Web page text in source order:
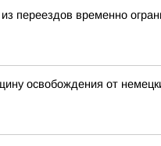
переездов временно
освобождения от